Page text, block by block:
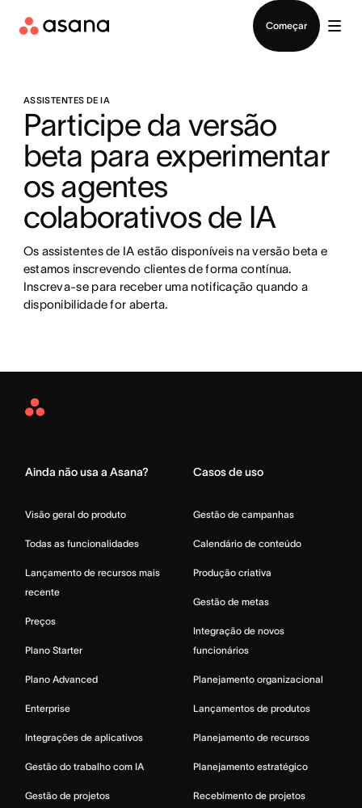
Começar
ASSISTENTES DE IA
Participe da versão
beta para experimentar
os agentes
colaborativos de IA
Os assistentes de IA estão disponíveis na versão beta e
estamos inscrevendo clientes de forma contínua.
Inscreva-se para receber uma notificação quando a
disponibilidade for aberta.
Asana
Ainda não usa a Asana?
Visão geral do produto
Todas as funcionalidades
Lançamento de recursos mais
recente
Preços
Plano Starter
Plano Advanced
Enterprise
Integrações de aplicativos
Gestão do trabalho com IA
Gestão de projetos
Casos de uso
Gestão de campanhas
Calendário de conteúdo
Produção criativa
Gestão de metas
Integração de novos
funcionários
Planejamento organizacional
Lançamentos de produtos
Planejamento de recursos
Planejamento estratégico
Recebimento de projetos